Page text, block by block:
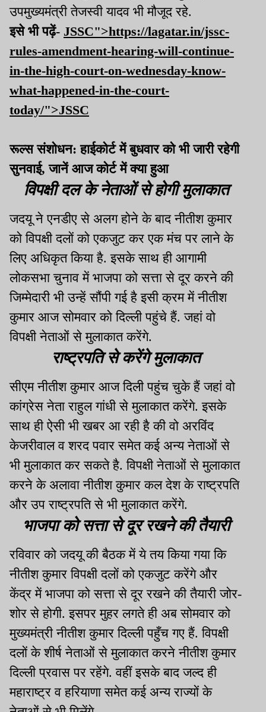
उपमुख्यमंत्री तेजस्वी यादव भी मौजूदरहे.
इसे भी पढ़ें- JSSC">https://lagatar.in/jssc-
rules-amendment-hearing-will-continue-
in-the-high-court-on-wednesday-know-
what-happened-in-the-court-
today/">JSSC
रूल्स संशोधन: हाईकोर्ट में बुधवार को भी जारी रहेगी
सुनवाई, जानें आज कोर्ट में क्या हुआ
विपक्षी दल के नेताओं से होगी मुलाकात
जदयू ने एनडीए से अलग होने के बाद नीतीश कुमार
को विपक्षी दलों को एकजुट कर एक मंच पर लाने के
लिए अधिकृत कियाहै. इसके साथ ही आगामी
लोकसभा चुनाव में भाजपा को सत्ता से दूर करने की
जिम्मेदारी भी उन्हें सौंपी गई है इसी क्रम में नीतीश
कुमार आज सोमवार को दिल्ली पहुंचेहैं. जहां वो
विपक्षी नेताओं से मुलाकातकरेंगे.
राष्ट्रपति से करेंगे मुलाकात
सीएम नीतीश कुमार आज दिली पहुंच चुके हैं जहां वो
कांग्रेस नेता राहुल गांधी से मुलाकातकरेंगे. इसके
साथ ही ऐसी भी खबर आ रही है की वो अरविंद
केजरीवाल व शरद पवार समेत कई अन्य नेताओं से
भी मुलाकात कर सकतेहै. विपक्षी नेताओं से मुलाकात
करने के अलावा नीतीश कुमार कल देश के राष्ट्रपति
और उप राष्ट्रपति से भी मुलाकातकरेंगे.
भाजपा को सत्ता से दूर रखने की तैयारी
रविवार को जदयू की बैठक में ये तय किया गया कि
नीतीश कुमार विपक्षी दलों को एकजुट करेंगे और
केंद्र में भाजपा को सत्ता से दूर रखने की तैयारी जोर-
शोर सेहोगी. इसपर मुहर लगते ही अब सोमवार को
मुख्यमंत्री नीतीश कुमार दिल्लीपहुँच गएहैं. विपक्षी
दलों के शीर्ष नेताओं से मुलाकात करने नीतीश कुमार
दिल्ली प्रवास पररहेंगे. वहीं इसके बाद जल्द ही
महाराष्ट्र व हरियाणा समेत कई अन्य राज्यों के